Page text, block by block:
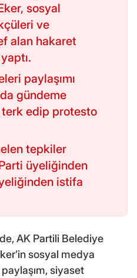
sosyal
ve
alan hakaret
paylaşımı
gündeme
terk edip protesto
tepkiler
üyeliğinden
istifa
AK Partili Belediye
sosyal medya
paylaşım, siyaset